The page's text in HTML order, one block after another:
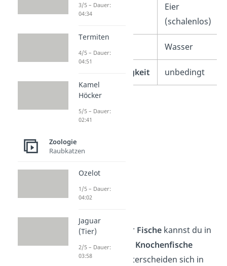
Eier
(schalenlos)
Wasser
Wasserabhängigkeit unbedingt
Die Tiergruppe der Fische kannst du in
Knorpelfische
Knochenfische
unterteilen. Sie unterscheiden sich in
3/5 – Dauer:
04:34
Termiten
4/5 – Dauer:
04:51
Kamel
Höcker
5/5 – Dauer:
02:41
Zoologie
Raubkatzen
Ozelot
1/5 – Dauer:
04:02
Jaguar
(Tier)
2/5 – Dauer:
03:58